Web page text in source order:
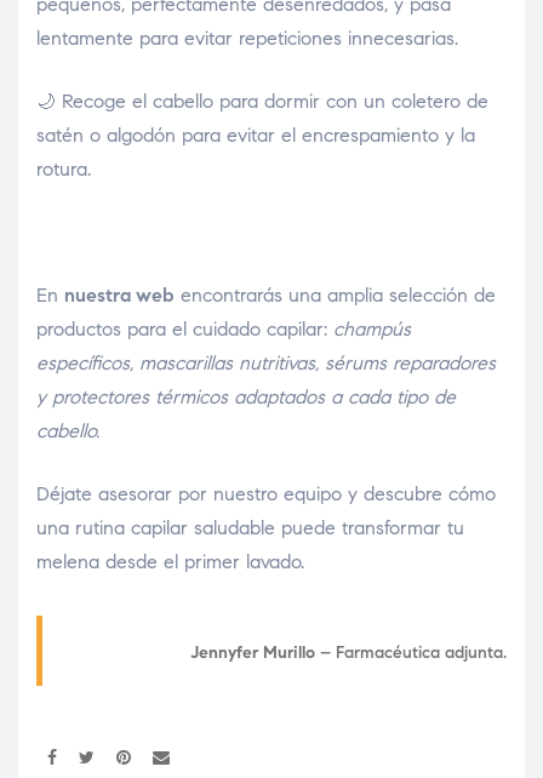
lentamente para evitar repeticiones innecesarias.
🌙 Recoge el cabello para dormir con un coletero de
satén o algodón para evitar el encrespamiento y la
rotura.
En nuestra web encontrarás una amplia selección de
productos para el cuidado capilar: champús
específicos, mascarillas nutritivas, sérums reparadores
y protectores térmicos adaptados a cada tipo de
cabello.
Déjate asesorar por nuestro equipo y descubre cómo
una rutina capilar saludable puede transformar tu
melena desde el primer lavado.
Jennyfer Murillo – Farmacéutica adjunta.